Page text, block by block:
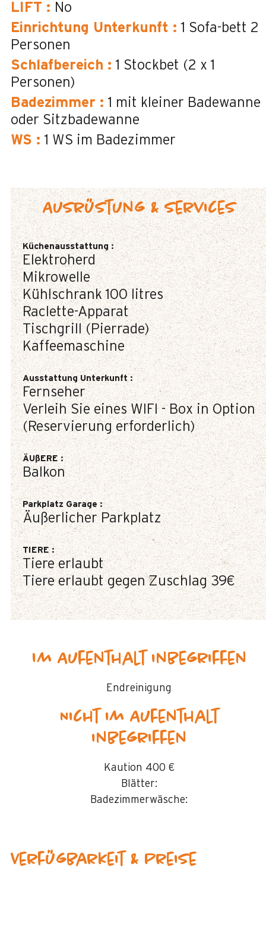
LIFT : No
Einrichtung Unterkunft : 1 Sofa-bett 2
Personen
Schlafbereich : 1 Stockbet (2 x 1
Personen)
Badezimmer : 1 mit kleiner Badewanne
oder Sitzbadewanne
WS : 1 WS im Badezimmer
Ausrüstung & Services
Küchenausstattung :
Elektroherd
Mikrowelle
Kühlschrank 100 litres
Raclette-Apparat
Tischgrill (Pierrade)
Kaffeemaschine
Ausstattung Unterkunft:
Fernseher
Verleih Sie eines WIFI - Box in Option
(Reservierung erforderlich)
ÄUßERE:
Balkon
Parkplatz Garage:
Äußerlicher Parkplatz
TIERE:
Tiere erlaubt
Tiere erlaubt gegen Zuschlag 39€
Im Aufenthalt inbegriffen
Endreinigung
Nicht im Aufenthalt
inbegriffen
Kaution 400 €
Blätter:
Badezimmerwäsche:
Verfügbarkeit & Preise